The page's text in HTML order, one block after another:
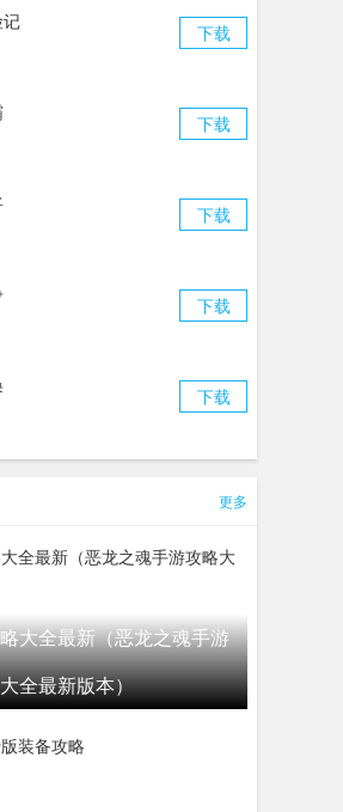
下载
下载
下载
下载
下载
更多
大全最新（恶龙之魂手游
全最新版本）